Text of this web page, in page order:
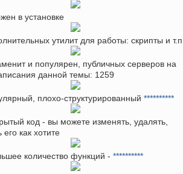
в установке
утилит для работы: скрипты и
и популярен, публичных серверов на
данной темы: 1259
плохо-структурированный **********
код - вы можете изменять, удалять,
как хотите
количество функций - **********